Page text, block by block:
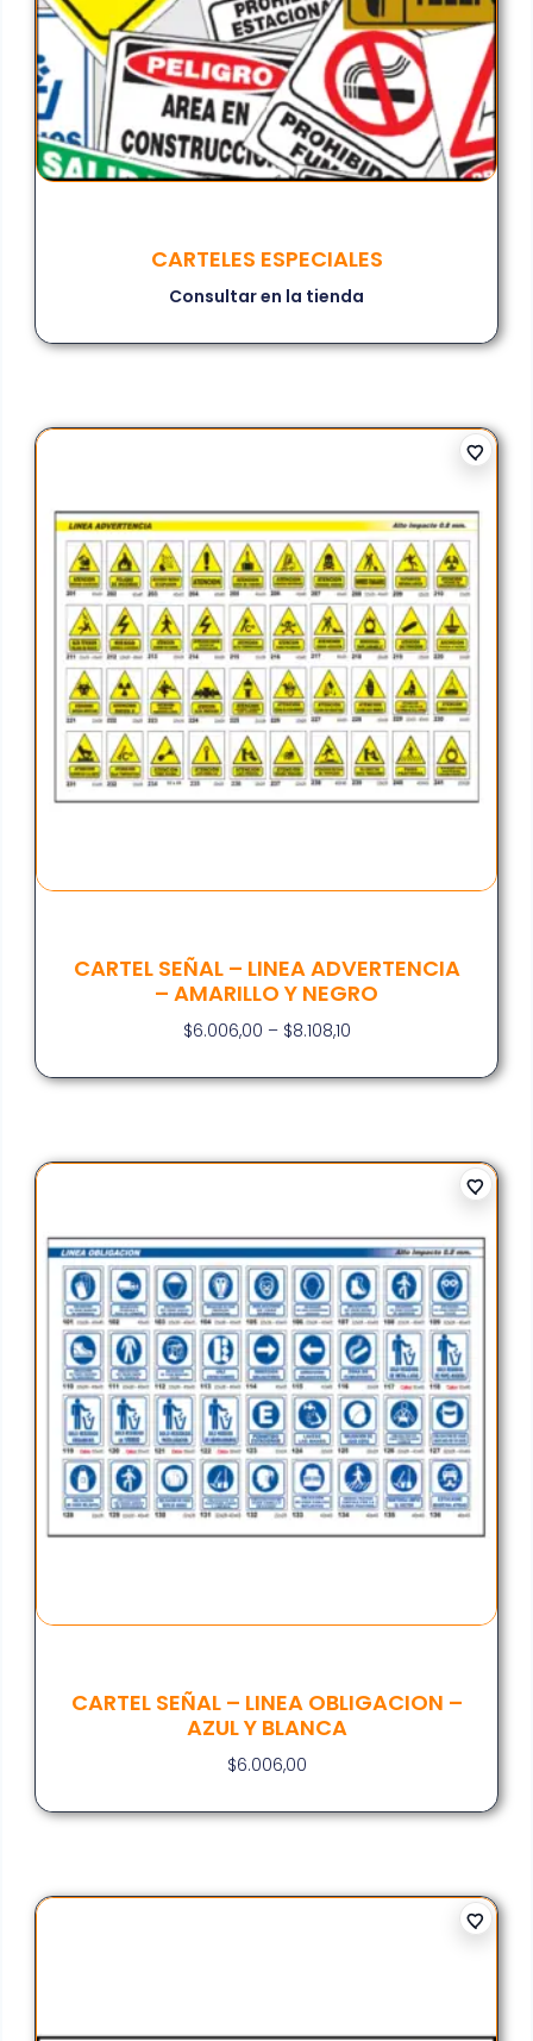
CARTELES ESPECIALES
Consultar en la tienda
CARTEL SEÑAL – LINEA ADVERTENCIA
– AMARILLO Y NEGRO
$6.006,00 – $8.108,10
CARTEL SEÑAL – LINEA OBLIGACION –
AZUL Y BLANCA
$6.006,00